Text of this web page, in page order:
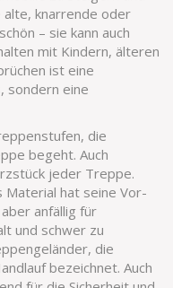
alte, knarrende oder
– sie kann auch
mit Kindern, älteren
ist eine
sondern eine
, die
begeht. Auch
jeder Treppe.
hat seine Vor-
anfällig für
und schwer zu
, die
bezeichnet. Auch